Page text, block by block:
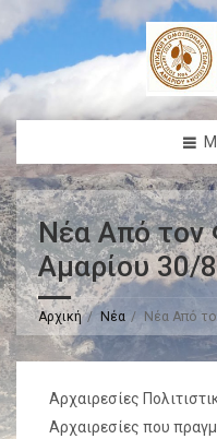
Νέα Από τον
Αμαρίου 30/
Αρχική Νέα Νέα Από
Αρχαιρεσίες
Αρχαιρεσίες που